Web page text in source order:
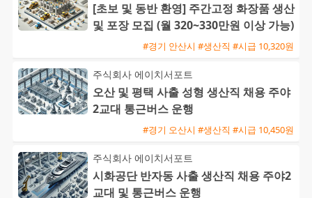
[초보 및 동반 환영] 주간고정 화장품 생산
및 포장 모집 (월 320~330만원 이상 가능)
#경기 안산시 #생산직 #시급 10,320원
주식회사 에이치서포트
오산 및 평택 사출 성형 생산직 채용 주야
2교대 통근버스 운행
#경기 오산시 #생산직 #시급 10,450원
주식회사 에이치서포트
시화공단 반자동 사출 생산직 채용 주야2
교대 및 통근버스 운행